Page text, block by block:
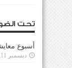
تحت
أسبوع
ديسمبر 11, 2023